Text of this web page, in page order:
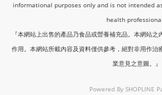
informational purposes only and is not intended
health
『本網站上出售的產品乃食品或營養補充品。本網站
作用。本網站所載內容及資料僅供參考，絕對非用作
業意見之意圖。』
Powered By SHOPLINE